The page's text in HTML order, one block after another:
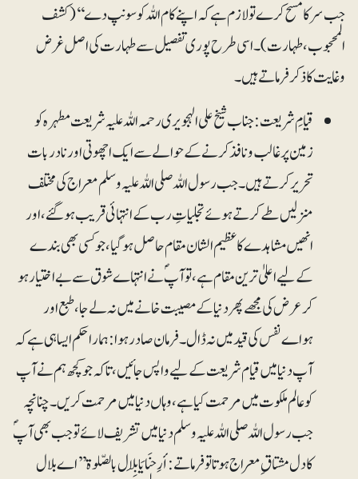
جب سر کا مسح کرے تو لازم ہے کہ اپنے کام اللہ کو سونپ دے‘‘ (کشف
المحجوب، طہارت)۔ اسی طرح پوری تفصیل سے طہارت کی اصل غرض
وغایت کا ذکر فرماتے ہیں۔
قیامِ شریعت: جناب شیخ علی الہجویری رحمہ اللہ علیہ شریعت مطہرہ کو
زمین پر غالب ونافذ کرنے کے حوالے سے ایک اچھوتی اور نادر بات
تحریر کرتے ہیں۔ جب رسول اللہ صلی اللہ علیہ وسلم معراج کی مختلف
منزلیں طے کرتے ہوئے تجلیاتِ رب کے انتہائی قریب ہوگئے، اور
انھیں مشاہدے کا عظیم الشان مقام حاصل ہوگیا، جو کسی بھی بندے
کے لیے اعلیٰ ترین مقام ہے، تو آپؐ نے انتہاے شوق سے بے اختیار ہو
کر عرض کی مجھے پھر دنیا کے مصیبت خانے میں نہ لے جا، طبع اور
ہواے نفس کی قید میں نہ ڈال۔ فرمان صادر ہوا: ہمارا حکم ایسا ہی ہے کہ
آپ دنیا میں قیام شریعت کے لیے واپس جائیں ، تاکہ جو کچھ ہم نے آپ
کو عالم ملکوت میں مرحمت کیا ہے، وہاں دنیا میں مرحمت کریں۔ چنانچہ
جب رسول اللہ صلی اللہ علیہ وسلم دنیا میں تشریف لائے تو جب بھی آپؐ
کا دل مشتاق ِ معراج ہوتا تو فرماتے:أرِحنَا یَابِلَال بالصّلوۃ ’’اے بلال